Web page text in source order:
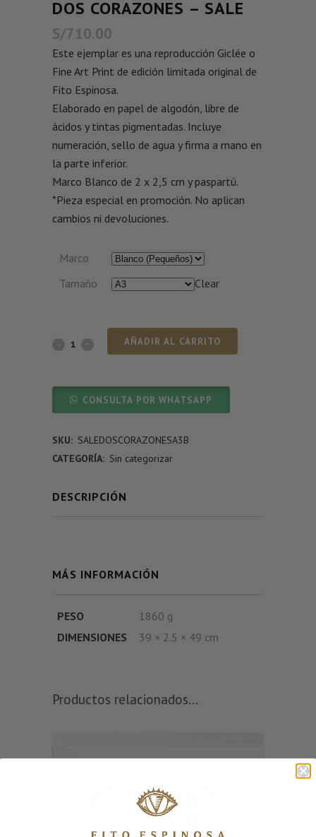
DOS CORAZONES – SALE
S/710.00
Este ejemplar es una reproducción Giclée o
Fine Art Print de edición limitada original de
Fito Espinosa.
Elaborado en papel de algodón, libre de
ácidos y tintas pigmentadas. Incluye
numeración, sello de agua y firma a mano en
la parte inferior.
Marco Blanco de 2 x 2,5 cm y paspartú.
*Pieza especial en promoción. No aplican
cambios ni devoluciones.
Marco
Tamaño
Clear
AÑADIR AL CARRITO
CONSULTA POR WHATSAPP
SKU: SALEDOSCORAZONESA3B
CATEGORÍA: Sin categorizar
DESCRIPCIÓN
MÁS INFORMACIÓN
PESO
1860 g
DIMENSIONES
39 × 2.5 × 49 cm
Productos relacionados...